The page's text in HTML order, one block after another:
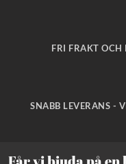
FRI FRAKT
SNABB LEVERANS -